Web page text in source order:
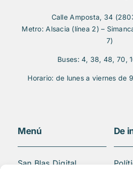
Calle Amposta, 34
Metro: Alsacia (línea 2) –
7)
Buses: 4, 38, 48, 70,
Horario: de lunes a viernes de
Menú
San Blas Digital
De